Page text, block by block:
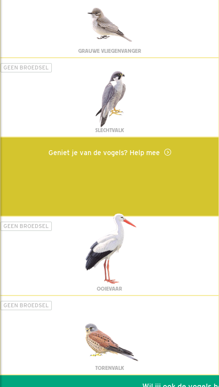
GRAUWE VLIEGENVANGER
GEEN BROEDSEL
SLECHTVALK
Geniet je van de vogels? Help mee
GEEN BROEDSEL
OOIEVAAR
GEEN BROEDSEL
TORENVALK